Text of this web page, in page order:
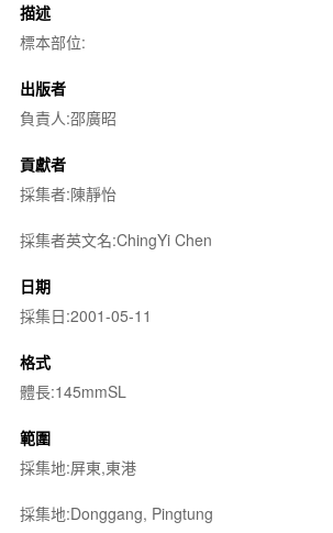
描述
標本部位:
出版者
負責人:邵廣昭
貢獻者
採集者:陳靜怡
採集者英文名:ChingYi Chen
日期
採集日:2001-05-11
格式
體長:145mmSL
範圍
採集地:屏東,東港
採集地:Donggang, Pingtung